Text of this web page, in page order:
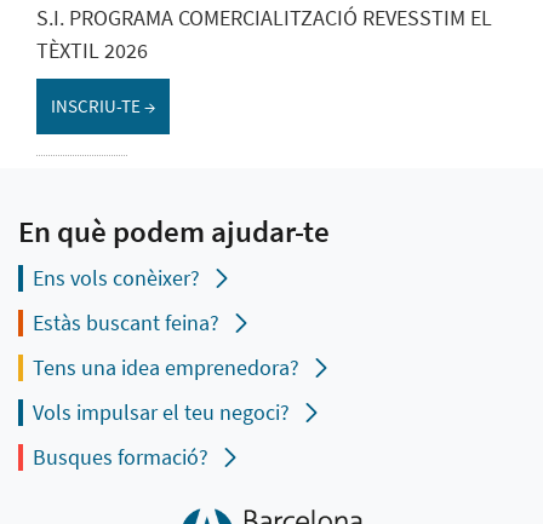
S.I. PROGRAMA COMERCIALITZACIÓ REVESSTIM EL
TÈXTIL 2026
INSCRIU-TE →
En què podem ajudar-te
Ens vols conèixer?
Estàs buscant feina?
Tens una idea emprenedora?
Vols impulsar el teu negoci?
Busques formació?